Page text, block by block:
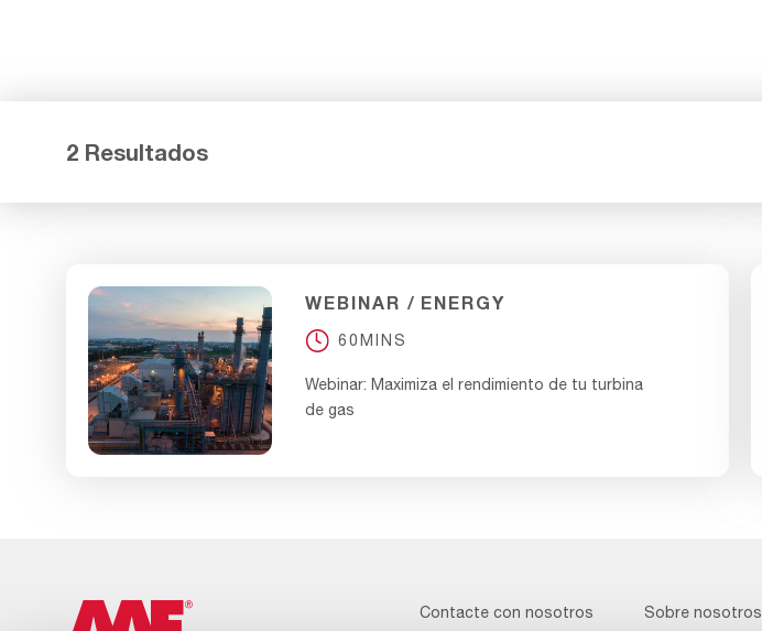
2 Resultados
WEBINAR ENERGY
60MINS
Webinar: Maximiza el rendimiento de tu turbina
de gas
Contacte con nosotros Sobre nosotros